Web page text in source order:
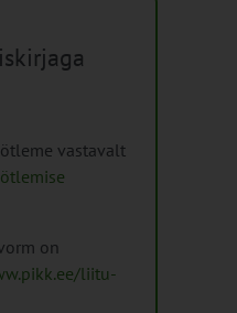
vastavalt
on
liitu-